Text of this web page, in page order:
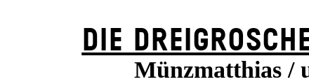
DIE
Münzmatthias /